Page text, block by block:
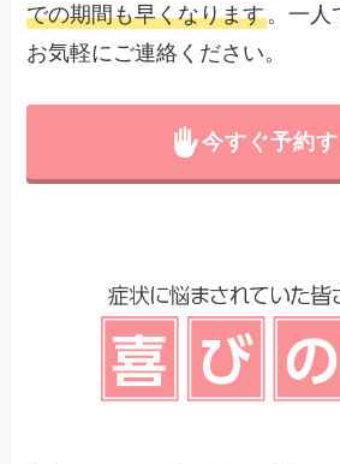
での期間も早くなります。一人
お気軽にご連絡ください。
今すぐ予約